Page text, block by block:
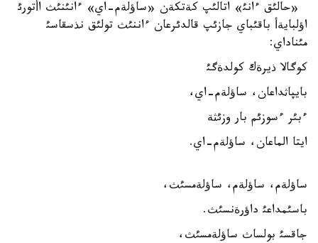
«حالئق ءانئ» اتالئپ كةتكةن «ساؤلةم-اي» ءانئنئث اأتورئ
اؤلبايةأ باقئباي جازئپ قالدئرعان ءاننئث تولئق نذسقاسئ
مئناداي:
كوگالا ذيرةك كولدةگئ
بايپاثداعان، ساؤلةم-اي،
ءبئر ءسوزئم بار وزئثة
ايتا الماعان، ساؤلةم-اي.
ساؤلةم، ساؤلةم، ساؤلةمسئث،
باسئمداعئ داؤرةنسئث.
جاقسئ بولساث ساؤلةمسئث،